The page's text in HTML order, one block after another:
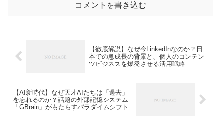
コメントを書き込む
【徹底解説】なぜ今LinkedInなのか？日
本での急成長の背景と、個人のコンテン
ツビジネスを爆発させる活用戦略
【AI新時代】なぜ天才AIたちは「過去」
を忘れるのか？話題の外部記憶システム
「GBrain」がもたらすパラダイムシフト